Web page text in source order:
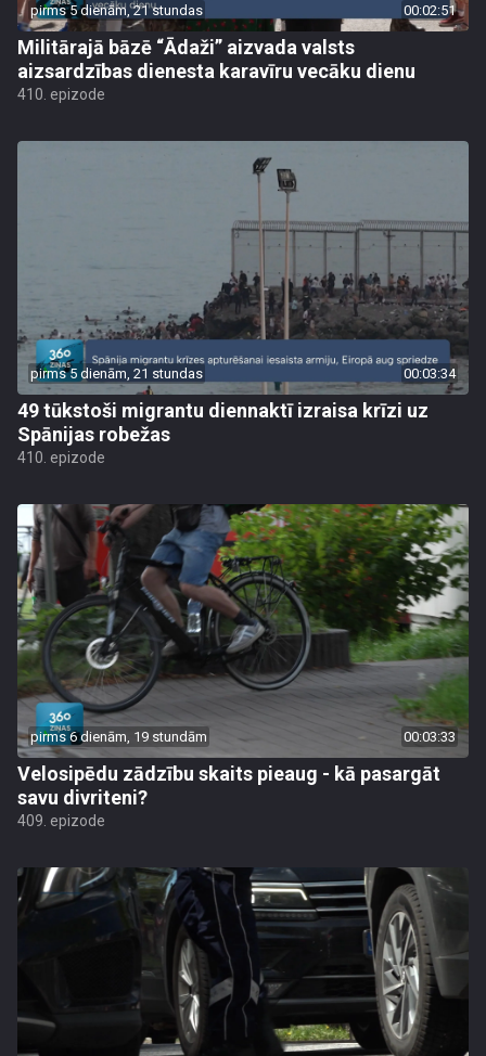
pirms 5 dienām, 21 stundas 00:02:51
Militārajā bāzē “Ādaži” aizvada valsts
aizsardzības dienesta karavīru vecāku dienu
410. epizode
pirms 5 dienām, 21 stundas 00:03:34
49 tūkstoši migrantu diennaktī izraisa krīzi uz
Spānijas robežas
410. epizode
pirms 6 dienām, 19 stundām 00:03:33
Velosipēdu zādzību skaits pieaug - kā pasargāt
savu divriteni?
409. epizode